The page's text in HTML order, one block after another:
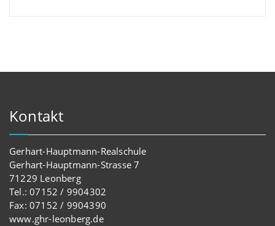
Kontakt
Gerhart-Hauptmann-Realschule
Gerhart-Hauptmann-Strasse 7
71229 Leonberg
Tel.: 07152 / 9904302
Fax: 07152 / 9904390
www.ghr-leonberg.de